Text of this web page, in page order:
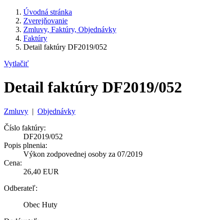
Úvodná stránka
Zverejňovanie
Zmluvy, Faktúry, Objednávky
Faktúry
Detail faktúry DF2019/052
Vytlačiť
Detail faktúry DF2019/052
Zmluvy | Objednávky
Číslo faktúry:
DF2019/052
Popis plnenia:
Výkon zodpovednej osoby za 07/2019
Cena:
26,40 EUR
Odberateľ:
Obec Huty